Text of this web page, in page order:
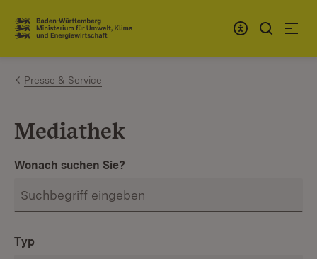
Zum Inhalt springen
Link zur Startseite
Presse & Service
Mediathek
Wonach suchen Sie?
Typ